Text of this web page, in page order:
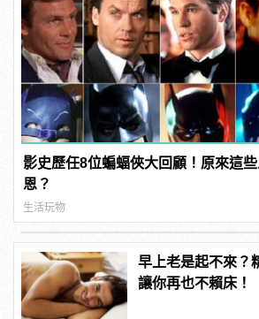
影史歷任8位蝙蝠俠大回顧！原來這
恩？
生活玩物
早上老是起不來？
讓你再也不賴床！